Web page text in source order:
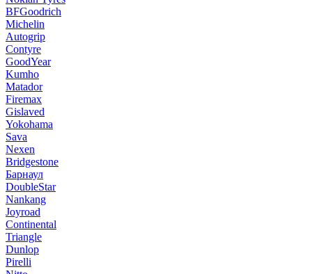
BFGoodrich
Michelin
Autogrip
Contyre
GoodYear
Kumho
Matador
Firemax
Gislaved
Yokohama
Sava
Nexen
Bridgestone
Барнаул
DoubleStar
Nankang
Joyroad
Continental
Triangle
Dunlop
Pirelli